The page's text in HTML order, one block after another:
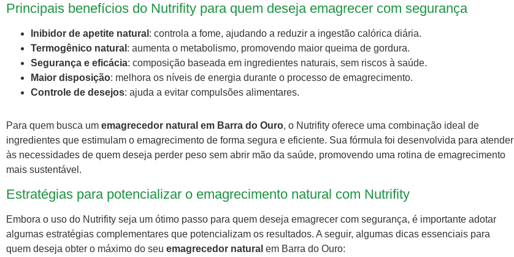
Principais benefícios do Nutrifity para quem deseja emagrecer com segurança
Inibidor de apetite natural : controla a fome, ajudando a reduzir a ingestão calórica diária.
Termogênico natural : aumenta o metabolismo, promovendo maior queima de gordura.
Segurança e eficácia: composição baseada em ingredientes naturais, sem riscos à saúde.
Maior disposição: melhora os níveis de energia durante o processo de emagrecimento.
Controle de desejos: ajuda a evitar compulsões alimentares.
Para quem busca um emagrecedor natural em Barra do Ouro, o Nutrifity oferece uma combinação ideal de
ingredientes que estimulam o emagrecimento de forma segura e eficiente. Sua fórmula foi desenvolvida para atender
às necessidades de quem deseja perder peso sem abrir mão da saúde, promovendo uma rotina de emagrecimento
mais sustentável.
Estratégias para potencializar o emagrecimento natural com Nutrifity
Embora o uso do Nutrifity seja um ótimo passo para quem deseja emagrecer com segurança, é importante adotar
algumas estratégias complementares que potencializam os resultados. A seguir, algumas dicas essenciais para
quem deseja obter o máximo do seu emagrecedor natural em Barra do Ouro: